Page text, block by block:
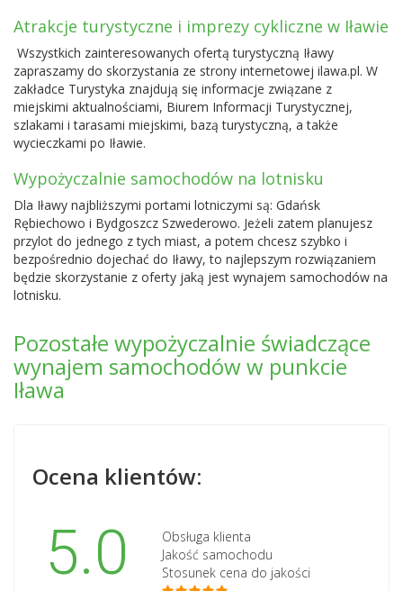
Atrakcje turystyczne i imprezy cykliczne w Iławie
Wszystkich zainteresowanych ofertą turystyczną Iławy
zapraszamy do skorzystania ze strony internetowej ilawa.pl. W
zakładce Turystyka znajdują się informacje związane z
miejskimi aktualnościami, Biurem Informacji Turystycznej,
szlakami i tarasami miejskimi, bazą turystyczną, a także
wycieczkami po Iławie.
Wypożyczalnie samochodów na lotnisku
Dla Iławy najbliższymi portami lotniczymi są: Gdańsk
Rębiechowo i Bydgoszcz Szwederowo. Jeżeli zatem planujesz
przylot do jednego z tych miast, a potem chcesz szybko i
bezpośrednio dojechać do Iławy, to najlepszym rozwiązaniem
będzie skorzystanie z oferty jaką jest wynajem samochodów na
lotnisku.
Pozostałe wypożyczalnie świadczące
wynajem samochodów w punkcie
Iława
Ocena klientów:
5.0
Obsługa klienta
Jakość samochodu
Stosunek cena do jakości